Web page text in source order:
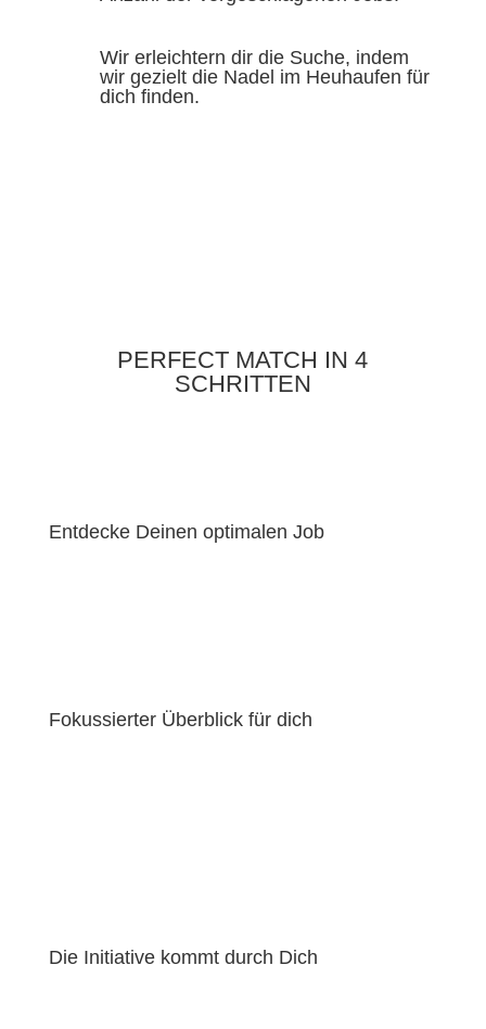
Wir erleichtern dir die Suche, indem
wir gezielt die Nadel im Heuhaufen für
dich finden.
PERFECT MATCH IN 4
SCHRITTEN
Entdecke Deinen optimalen Job
Fokussierter Überblick für dich
Die Initiative kommt durch Dich